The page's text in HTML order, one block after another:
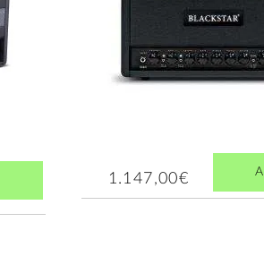
1.147,00€